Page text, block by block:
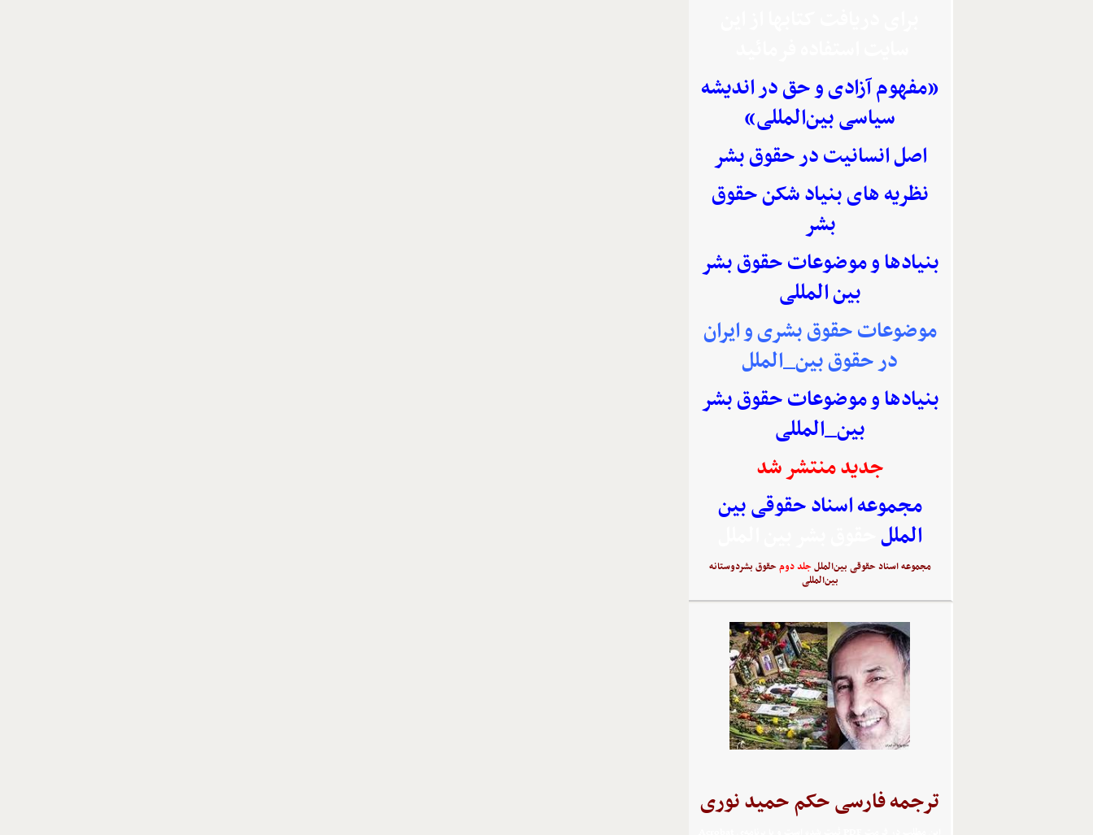
«مفهوم آزادی و حق در اندیشه
سیاسی بین‌المللی»
اصل انسانیت در حقوق بشر
نظریه های بنیاد شکن حقوق
بشر
بنیادها و موضوعات حقوق بشر
بین المللی
موضوعات حقوق بشری و ایران
در حقوق بین_الملل
بنیادها و موضوعات حقوق بشر
بین_المللی
جدید منتشر شد
مجموعه اسناد حقوقی بین
الملل
مجموعه اسناد حقوقی بین‌المللجلد دومحقوق بشردوستانه
بین‌المللی
ترجمه فارسی حکم حمید نوری